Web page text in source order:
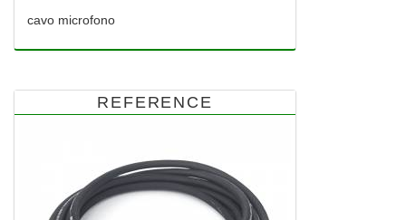
cavo microfono
REFERENCE